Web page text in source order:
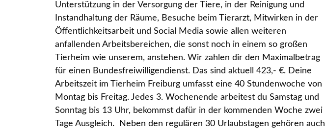
Unterstützung in der Versorgung der Tiere, in der Reinigung und
Instandhaltung der Räume, Besuche beim Tierarzt, Mitwirken in der
Öffentlichkeitsarbeit und Social Media sowie allen weiteren
anfallenden Arbeitsbereichen, die sonst noch in einem so großen
Tierheim wie unserem, anstehen. Wir zahlen dir den Maximalbetrag
für einen Bundesfreiwilligendienst. Das sind aktuell 423,- €. Deine
Arbeitszeit im Tierheim Freiburg umfasst eine 40 Stundenwoche von
Montag bis Freitag. Jedes 3. Wochenende arbeitest du Samstag und
Sonntag bis 13 Uhr, bekommst dafür in der kommenden Woche zwei
Tage Ausgleich. Neben den regulären 30 Urlaubstagen gehören auch